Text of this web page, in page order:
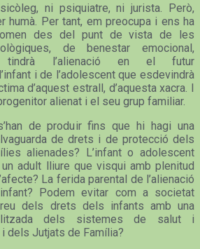
ni psiquiatre, ni jurista. Però,
humà. Per tant, em preocupa i ens ha
des del punt de vista de les
de benestar emocional,
tindrà l’alienació en el futur
i de l’adolescent que esdevindrà
d’aquest estrall, d’aquesta xacra. I
alienat i el seu grup familiar.
de produir fins que hi hagi una
de drets i de protecció dels
alienades? L’infant o adolescent
adult lliure que visqui amb plenitud
La ferida parental de l’alienació
Podem evitar com a societat
dels drets dels infants amb una
dels sistemes de salut i
dels Jutjats de Família?